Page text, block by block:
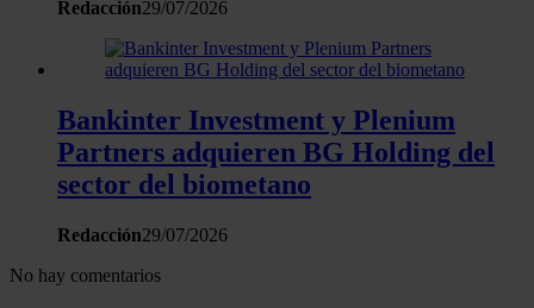
Redacción29/07/2026
Bankinter Investment y Plenium
Partners adquieren BG Holding del
sector del biometano
Redacción29/07/2026
No hay comentarios